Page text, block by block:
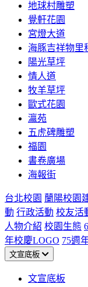
地球村雕塑
覺軒花園
宮燈大道
海豚吉祥物里
陽光草坪
情人道
牧羊草坪
歐式花園
瀛苑
五虎碑雕塑
福園
書卷廣場
海報街
台北校園 蘭陽校園
動 行政活動 校友活
人物介紹 校園生態
年校慶LOGO 75週
文宣底板
文宣底板